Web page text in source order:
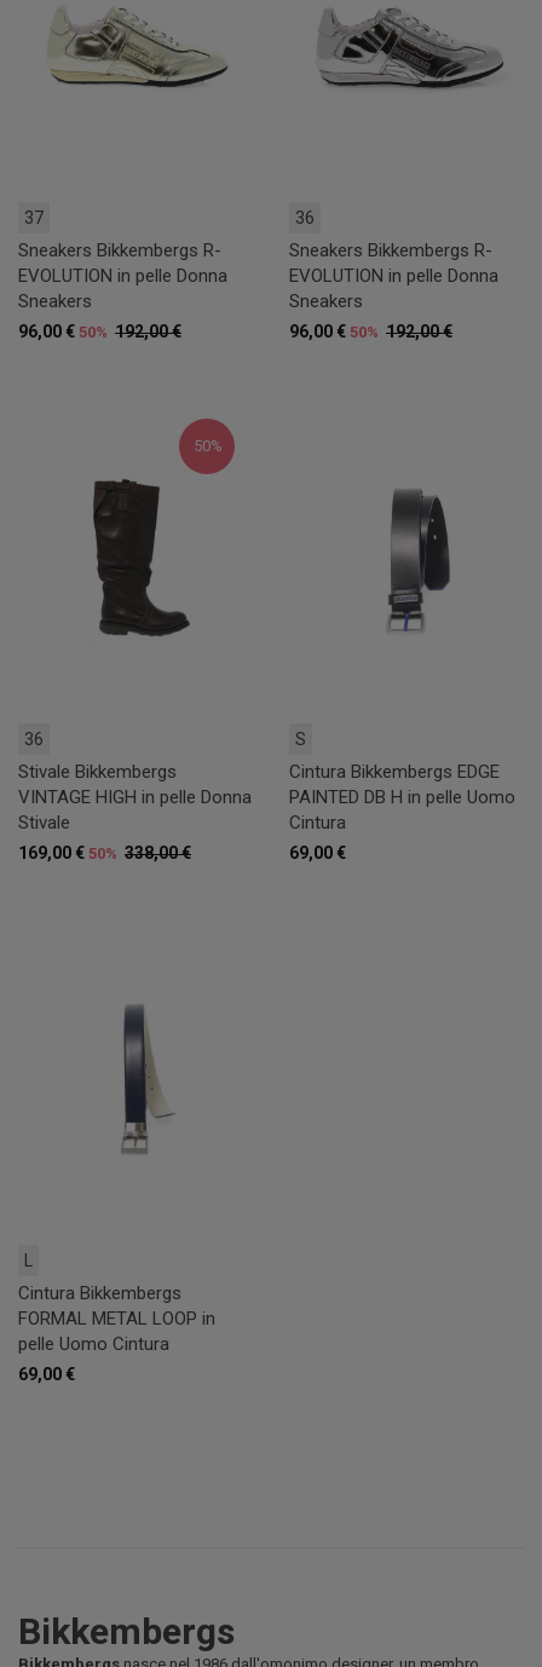
37
Sneakers Bikkembergs R-
EVOLUTION in pelle Donna
Sneakers
192,00 €
96,00 € 50%
36
Sneakers Bikkembergs R-
EVOLUTION in pelle Donna
Sneakers
192,00 €
96,00 € 50%
50%
36
Stivale Bikkembergs
VINTAGE HIGH in pelle Donna
Stivale
338,00 €
169,00 € 50%
S
Cintura Bikkembergs EDGE
PAINTED DB H in pelle Uomo
Cintura
69,00 €
Cintura Bikkembergs
FORMAL METAL LOOP in
pelle Uomo Cintura
69,00 €
Bikkembergs